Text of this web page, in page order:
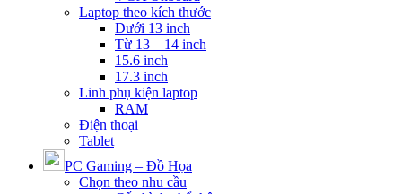
Laptop theo kích thước
Dưới 13 inch
Từ 13 – 14 inch
15.6 inch
17.3 inch
Linh phụ kiện laptop
RAM
Điện thoại
Tablet
PC Gaming – Đồ Họa
Chọn theo nhu cầu